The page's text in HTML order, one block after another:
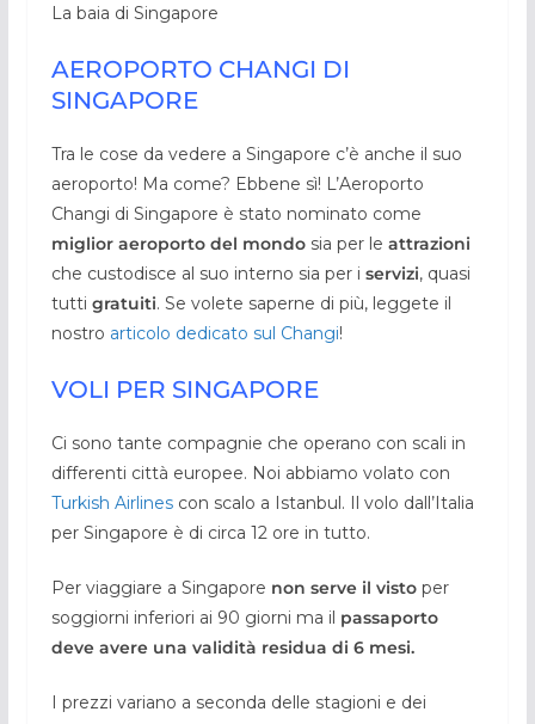
La baia di Singapore
AEROPORTO CHANGI DI
SINGAPORE
Tra le cose da vedere a Singapore c’è anche il suo
aeroporto! Ma come? Ebbene sì! L’Aeroporto
Changi di Singapore è stato nominato come
miglior aeroporto del mondosia per le attrazioni
che custodisce al suo interno sia per i servizi, quasi
tutti gratuiti. Se volete saperne di più, leggete il
nostro articolo dedicato sul Changi!
VOLI PER SINGAPORE
Ci sono tante compagnie che operano con scali in
differenti città europee. Noi abbiamo volato con
Turkish Airlinescon scalo a Istanbul. Il volo dall’Italia
per Singapore è di circa 12 ore in tutto.
Per viaggiare a Singapore non serve il vistoper
soggiorni inferiori ai 90 giorni ma il passaporto
deve avere una validità residua di 6 mesi.
I prezzi variano a seconda delle stagioni e dei